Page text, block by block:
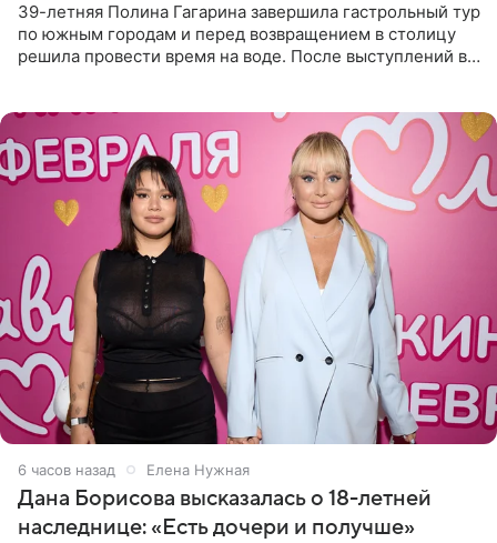
39-летняя Полина Гагарина завершила гастрольный тур
по южным городам и перед возвращением в столицу
решила провести время на воде. После выступлений в
6 часов назад Елена Нужная
Дана Борисова высказалась о 18-летней
наследнице: «Есть дочери и получше»